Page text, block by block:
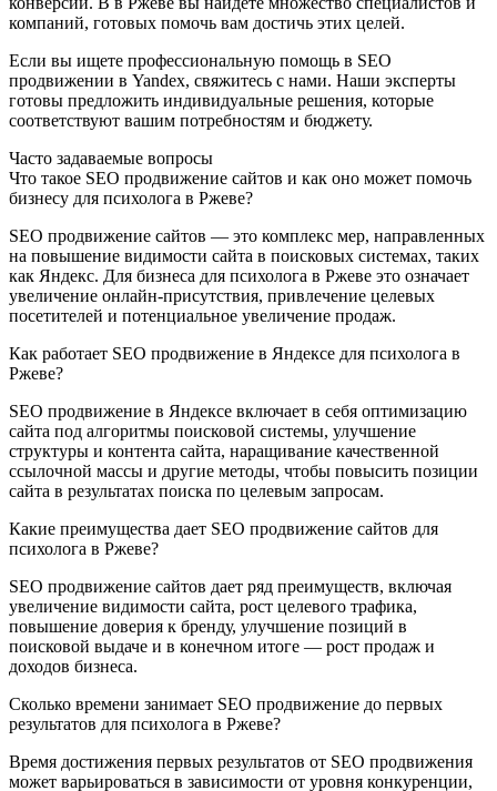
компаний, готовых помочь вам достичь этих целей.
Если вы ищете профессиональную помощь в SEO
продвижении в Yandex, свяжитесь с нами. Наши эксперты
готовы предложить индивидуальные решения, которые
соответствуют вашим потребностям и бюджету.
Часто задаваемые вопросы
Что такое SEO продвижение сайтов и как оно может помочь
бизнесу для психолога в Ржеве?
SEO продвижение сайтов — это комплекс мер, направленных
на повышение видимости сайта в поисковых системах, таких
как Яндекс. Для бизнеса для психолога в Ржеве это означает
увеличение онлайн-присутствия, привлечение целевых
посетителей и потенциальное увеличение продаж.
Как работает SEO продвижение в Яндексе для психолога в
Ржеве?
SEO продвижение в Яндексе включает в себя оптимизацию
сайта под алгоритмы поисковой системы, улучшение
структуры и контента сайта, наращивание качественной
ссылочной массы и другие методы, чтобы повысить позиции
сайта в результатах поиска по целевым запросам.
Какие преимущества дает SEO продвижение сайтов для
психолога в Ржеве?
SEO продвижение сайтов дает ряд преимуществ, включая
увеличение видимости сайта, рост целевого трафика,
повышение доверия к бренду, улучшение позиций в
поисковой выдаче и в конечном итоге — рост продаж и
доходов бизнеса.
Сколько времени занимает SEO продвижение до первых
результатов для психолога в Ржеве?
Время достижения первых результатов от SEO продвижения
может варьироваться в зависимости от уровня конкуренции,